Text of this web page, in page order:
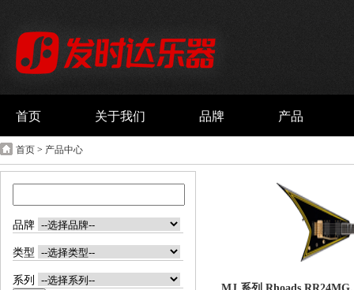
首页 关于我们 品牌 产品
首页 > 产品中心
品牌
类型
系列